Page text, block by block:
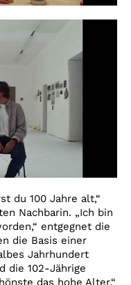
du 100 Jahre alt,“
Nachbarin. „Ich bin
entgegnet die
die Basis einer
Jahrhundert
die 102-Jährige
das hohe Alter.“